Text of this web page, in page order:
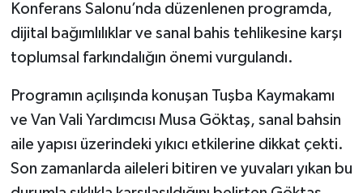
Konferans Salonu’nda düzenlenen programda,
dijital bağımlılıklar ve sanal bahis tehlikesine karşı
toplumsal farkındalığın önemi vurgulandı.
Programın açılışında konuşan Tuşba Kaymakamı
ve Van Vali Yardımcısı Musa Göktaş, sanal bahsin
aile yapısı üzerindeki yıkıcı etkilerine dikkat çekti.
Son zamanlarda aileleri bitiren ve yuvaları yıkan bu